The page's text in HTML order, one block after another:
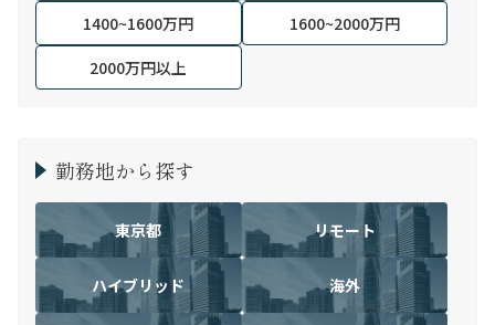
1400~1600万円
1600~2000万円
2000万円以上
勤務地から探す
東京都 リモート
ハイブリッド 海外